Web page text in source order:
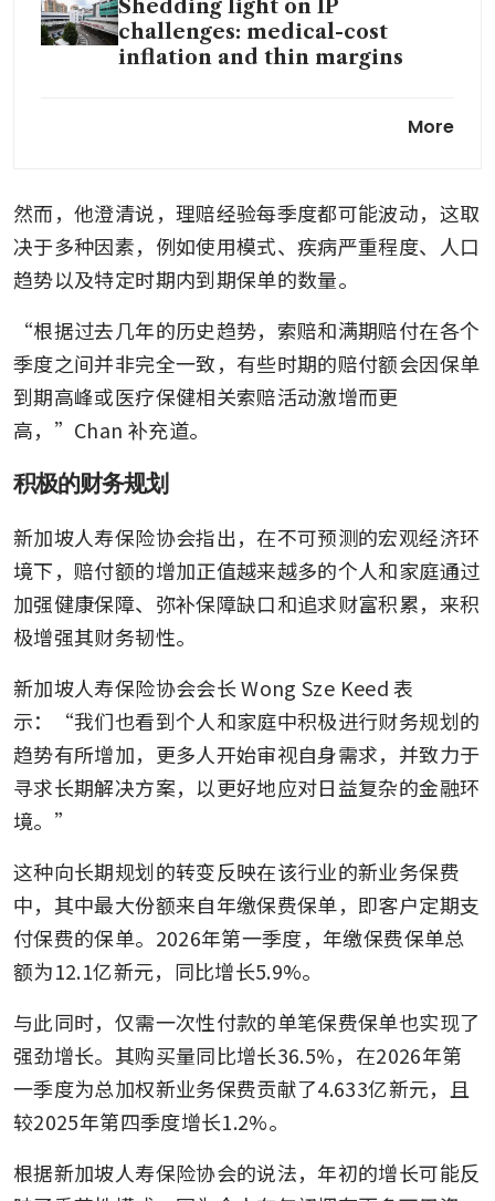
Shedding light on IP
challenges: medical-cost
inflation and thin margins
put off medical care, riskingMore
然而，他澄清说，理赔经验每季度都可能波动，这取
决于多种因素，例如使用模式、疾病严重程度、人口
趋势以及特定时期内到期保单的数量。
“根据过去几年的历史趋势，索赔和满期赔付在各个
季度之间并非完全一致，有些时期的赔付额会因保单
到期高峰或医疗保健相关索赔活动激增而更
高，”Chan 补充道。
积极的财务规划
新加坡人寿保险协会指出，在不可预测的宏观经济环
境下，赔付额的增加正值越来越多的个人和家庭通过
加强健康保障、弥补保障缺口和追求财富积累，来积
极增强其财务韧性。
新加坡人寿保险协会会长 Wong Sze Keed 表
示：“我们也看到个人和家庭中积极进行财务规划的
趋势有所增加，更多人开始审视自身需求，并致力于
寻求长期解决方案，以更好地应对日益复杂的金融环
境。”
这种向长期规划的转变反映在该行业的新业务保费
中，其中最大份额来自年缴保费保单，即客户定期支
付保费的保单。2026年第一季度，年缴保费保单总
额为12.1亿新元，同比增长5.9%。
与此同时，仅需一次性付款的单笔保费保单也实现了
强劲增长。其购买量同比增长36.5%，在2026年第
一季度为总加权新业务保费贡献了4.633亿新元，且
较2025年第四季度增长1.2%。
根据新加坡人寿保险协会的说法，年初的增长可能反